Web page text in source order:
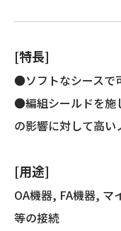
[特長]
●ソフトなシースで
●編組シールドを施
の影響に対して高い
[用途]
OA機器, FA機器, マ
等の接続